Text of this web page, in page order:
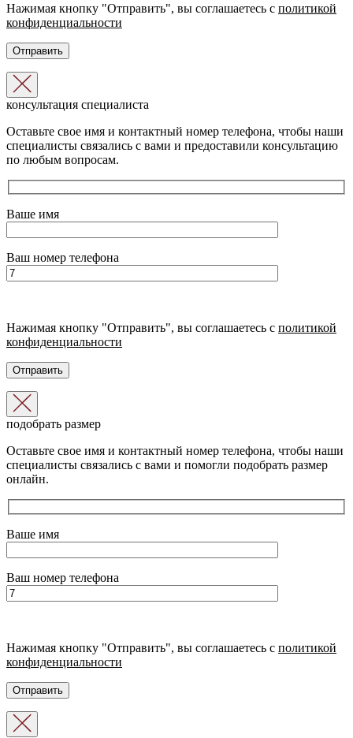
Нажимая кнопку "Отправить", вы соглашаетесь с политикой
конфиденциальности
консультация специалиста
Оставьте свое имя и контактный номер телефона, чтобы наши
специалисты связались с вами и предоставили консультацию
по любым вопросам.
Ваше имя
Ваш номер телефона
Нажимая кнопку "Отправить", вы соглашаетесь с политикой
конфиденциальности
подобрать размер
Оставьте свое имя и контактный номер телефона, чтобы наши
специалисты связались с вами и помогли подобрать размер
онлайн.
Ваше имя
Ваш номер телефона
Нажимая кнопку "Отправить", вы соглашаетесь с политикой
конфиденциальности